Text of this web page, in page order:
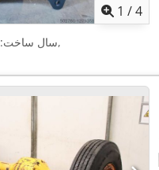
1 /4
سال ساخت:,